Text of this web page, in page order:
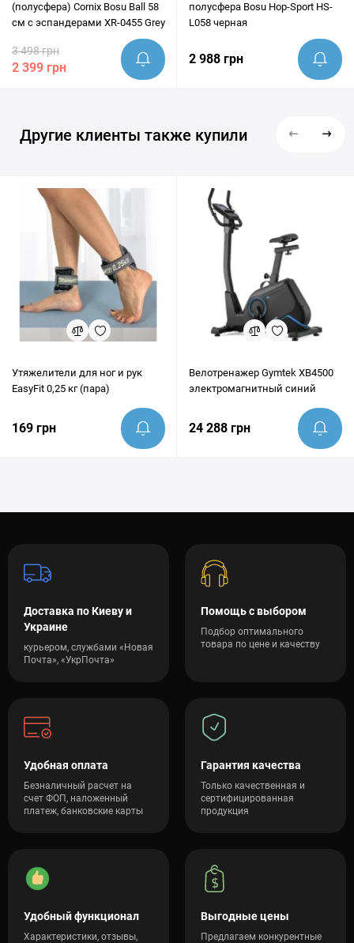
(полусфера) Cornix Bosu Ball 58
см с эспандерами XR-0455 Grey
3 498 грн
2 399 грн
полусфера Bosu Hop-Sport HS-
L058 черная
2 988 грн
Другие клиенты также купили
Утяжелители для ног и рук
EasyFit 0,25 кг (пара)
169 грн
Велотренажер Gymtek XB4500
электромагнитный синий
24 288 грн
Доставка по Киеву и
Украине
курьером, службами «Новая
Почта», «УкрПочта»
Помощь с выбором
Подбор оптимального
товара по цене и качеству
Удобная оплата
Безналичный расчет на
счет ФОП, наложенный
платеж, банковские карты
Гарантия качества
Только качественная и
сертифицированная
продукция
Удобный функционал
Характеристики, отзывы,
Выгодные цены
Предлагаем конкурентные